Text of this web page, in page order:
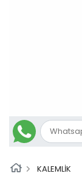
KALEMLİK